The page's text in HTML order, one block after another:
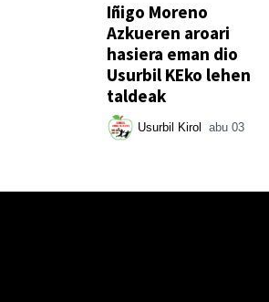
Iñigo Moreno
Azkueren aroari
hasiera eman dio
Usurbil KEko lehen
taldeak
Usurbil Kirol abu 03